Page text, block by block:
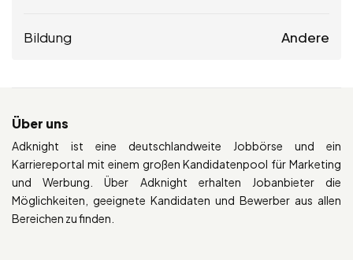
Bildung Andere
Über uns
Adknight ist eine deutschlandweite Jobbörse und ein
Karriereportal mit einem großen Kandidatenpool für Marketing
und Werbung. Über Adknight erhalten Jobanbieter die
Möglichkeiten, geeignete Kandidaten und Bewerber aus allen
Bereichen zu finden.